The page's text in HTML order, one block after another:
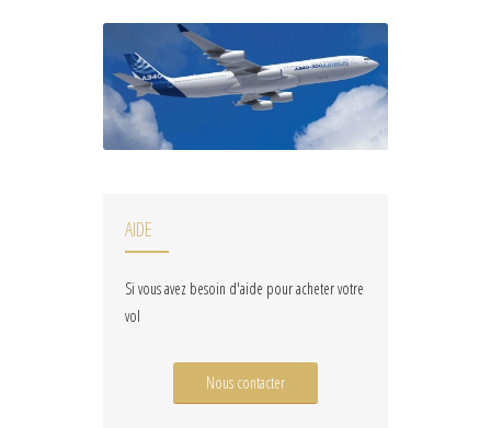
AIDE
Si vous avez besoin d'aide pour acheter votre
vol
Nous contacter